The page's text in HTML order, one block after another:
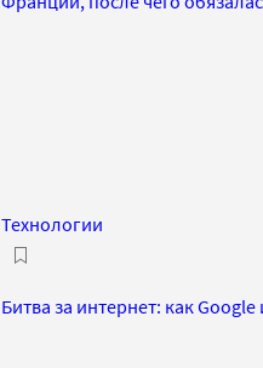
Технологии
Битва за интернет: как